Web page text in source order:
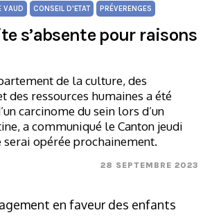
VAUD CONSEIL D'ETAT PRÉVERENGES
s’absente pour raisons
de la culture, des
des ressources humaines a été
carcinome du sein lors d’un
a communiqué le Canton jeudi
opérée prochainement.
28 SEPTEMBRE 2023